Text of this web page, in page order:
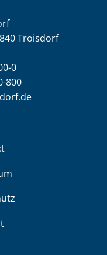
Troisdorf
0
800